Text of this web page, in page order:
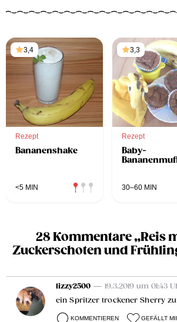
3,4
Rezept
Bananenshake
<5 MIN
3,3
Rezept
Baby-
30–60 MIN
28 Kommentare „Reis
Zuckerschoten und
lizzy2500 — 19.3.2019 um 01:43
ein Spritzer trockener Sherry
KOMMENTIEREN GEFÄLLT